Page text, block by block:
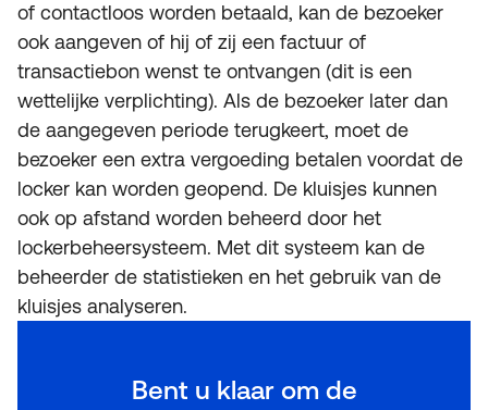
of contactloos worden betaald, kan de bezoeker
ook aangeven of hij of zij een factuur of
transactiebon wenst te ontvangen (dit is een
wettelijke verplichting). Als de bezoeker later dan
de aangegeven periode terugkeert, moet de
bezoeker een extra vergoeding betalen voordat de
locker kan worden geopend. De kluisjes kunnen
ook op afstand worden beheerd door het
lockerbeheersysteem. Met dit systeem kan de
beheerder de statistieken en het gebruik van de
kluisjes analyseren.
Bent u klaar om de